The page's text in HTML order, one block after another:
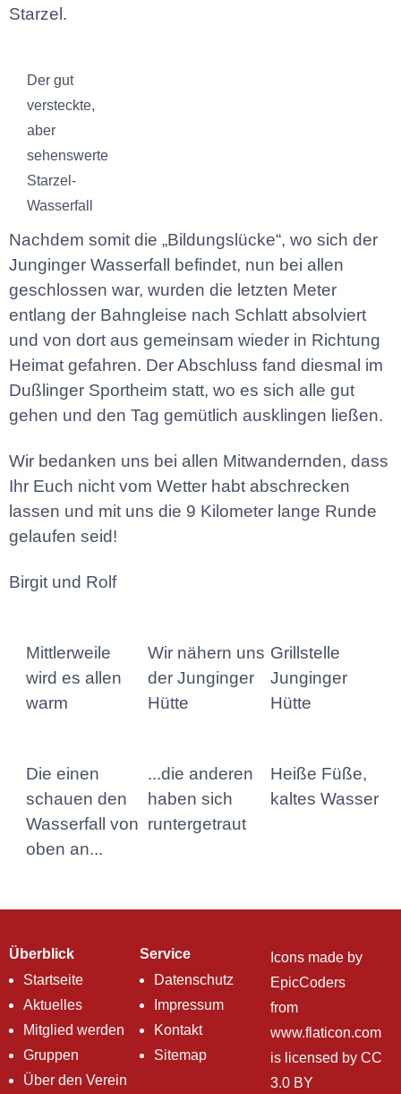
Starzel.
Der gut
versteckte,
aber
sehenswerte
Starzel-
Wasserfall
Nachdem somit die „Bildungslücke“, wo sich der
Junginger Wasserfall befindet, nun bei allen
geschlossen war, wurden die letzten Meter
entlang der Bahngleise nach Schlatt absolviert
und von dort aus gemeinsam wieder in Richtung
Heimat gefahren. Der Abschluss fand diesmal im
Dußlinger Sportheim statt, wo es sich alle gut
gehen und den Tag gemütlich ausklingen ließen.
Wir bedanken uns bei allen Mitwandernden, dass
Ihr Euch nicht vom Wetter habt abschrecken
lassen und mit uns die 9 Kilometer lange Runde
gelaufen seid!
Birgit und Rolf
Mittlerweile
wird es allen
warm
Wir nähern uns
der Junginger
Hütte
Grillstelle
Junginger
Hütte
Die einen
schauen den
Wasserfall von
oben an...
...die anderen
haben sich
runtergetraut
Heiße Füße,
kaltes Wasser
Überblick
Startseite
Aktuelles
Mitglied werden
Gruppen
Über den Verein
Service
Datenschutz
Impressum
Kontakt
Sitemap
Icons made by
EpicCoders
from
www.flaticon.com
is licensed by CC
3.0 BY